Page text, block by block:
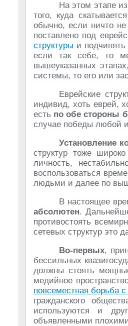
На этом этапе
того, куда
обычно, если ничто
поставлено под
структуры и
если так себе, то
вышеуказанных
системы, то его или
Еврейские
индивид, хоть еврей,
есть по обе стороны
случае победы любой
Установление
структур тоже
личность,
воспользоваться
людьми и далее по
В настоящее
абсолютен.
противостоять
сетевых структур это
Во-первых,
бессильных
должны стоять
медийное
повсеместная борьба с
гражданского
используются и
объявленными